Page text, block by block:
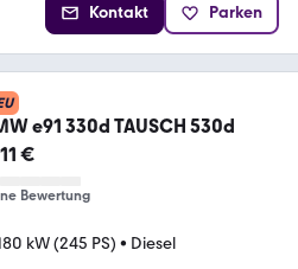
Kontakt Parken
e91 330d TAUSCH 530d
€
Bewertung
kW (245 PS) • Diesel